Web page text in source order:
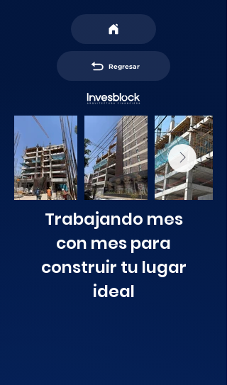
Regresar
Trabajando mes
con mes para
construir tu lugar
ideal